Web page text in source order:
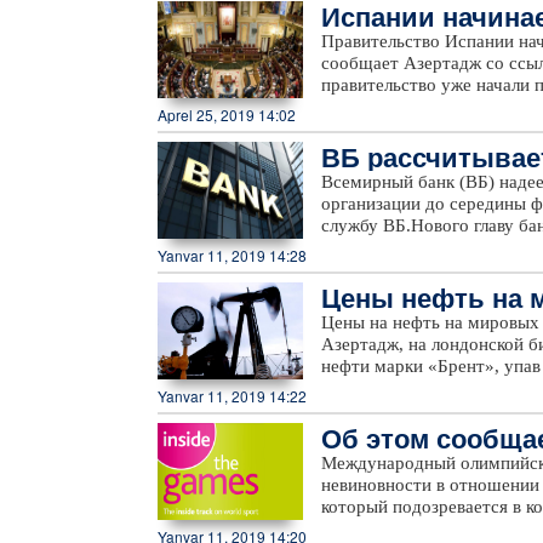
участием около 1000
Испании
их детей
Правительство Испании
сообщает Азертадж со
правительство уже
Управления Верховного
прибыло больше
человек. По данным
Испании являются
и Мелилья, где проживает
правительства решения
Aprel 25, 2019 14:02
ВБ
Всемирный банк (ВБ)
организации до середины
службу ВБ.Нового главу
до 14 февраля, их
директорами или
должны быть гражданами
в начале января стало
покинет свой пост. С 1
исполнительному
Yanvar 11, 2019 14:28
Цены нефть на
Цены на нефть на мировых
Азертадж, на лондонской
нефти марки «Брент»,
подорожав на 0,03
Yanvar 11, 2019 14:22
Об этом
Международный
невиновности в
который подозревается в
Yanvar 11, 2019 14:20